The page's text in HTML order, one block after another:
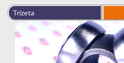
Trizeta